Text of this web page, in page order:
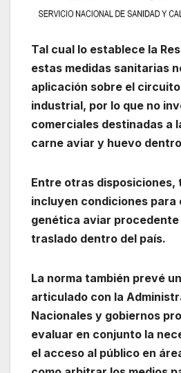
Tal cual lo establece la
estas medidas sanitarias
aplicación sobre el
industrial, por lo que no
comerciales destinadas a
carne aviar y huevo
Entre otras disposiciones,
incluyen condiciones para
genética aviar
traslado dentro del país.
La norma también prevé
articulado con la
Nacionales y gobiernos
evaluar en conjunto la
el acceso al público en